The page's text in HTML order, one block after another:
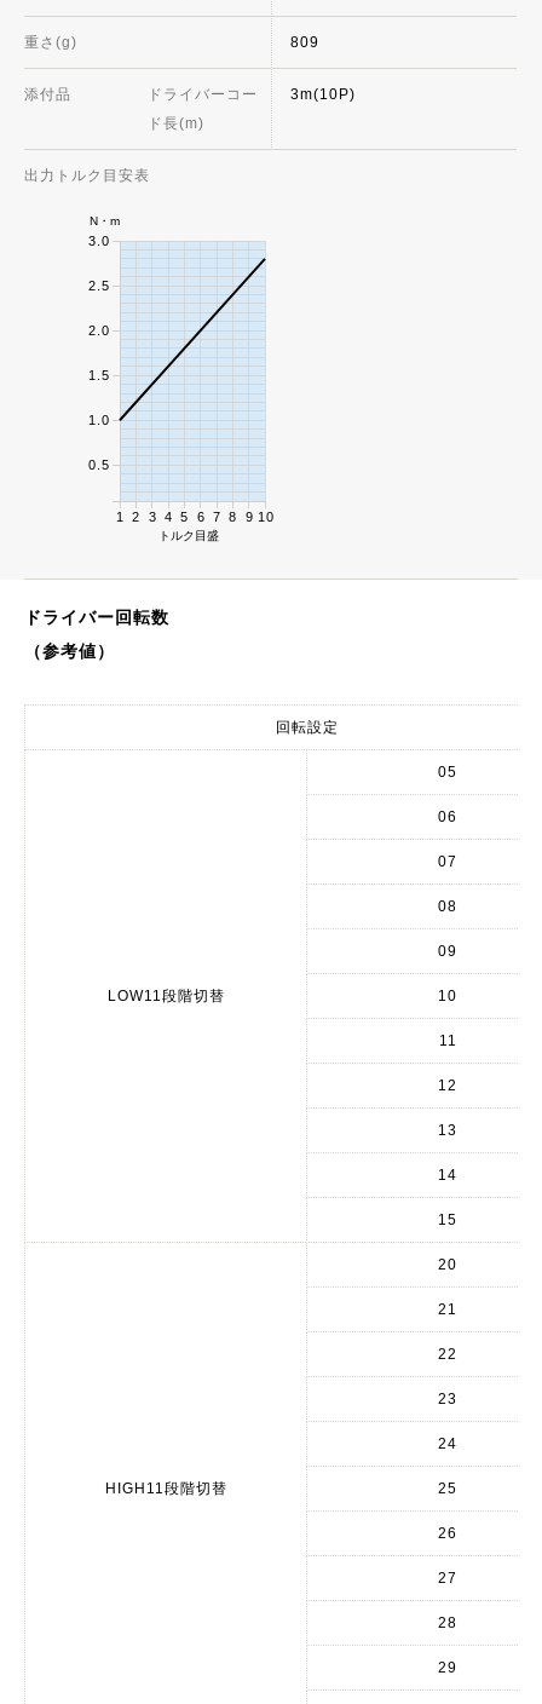
重さ(g)
添付品
ドライバーコー
ド長(m)
出力トルク目安表
809
3m(10P)
1 2 3 4 5 6 7 8 9 10
トルク目盛
0.5
1.0
1.5
2.0
2.5
3.0
N・m
ドライバー回転数
（参考値）
回転設定
LOW11段階切替
05
06
07
08
09
10
11
12
13
14
15
HIGH11段階切替
20
21
22
23
24
25
26
27
28
29